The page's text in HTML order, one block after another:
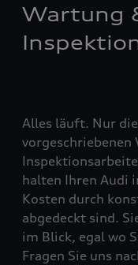
Wartung
Alles läuft. Nur
vorgeschriebenen
halten Ihren Audi
Kosten durch
abgedeckt sind.
im Blick, egal wo
Fragen Sie uns